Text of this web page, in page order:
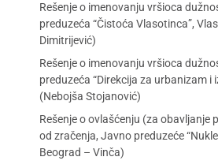
Rešenje o imenovanju vršioca
preduzeća “Čistoća Vlasotinca”,
Dimitrijević)
Rešenje o imenovanju vršioca
preduzeća “Direkcija za urbanizam i
(Nebojša Stojanović)
Rešenje o ovlašćenju (za obavljanje
od zračenja, Javno preduzeće
Beograd – Vinča)